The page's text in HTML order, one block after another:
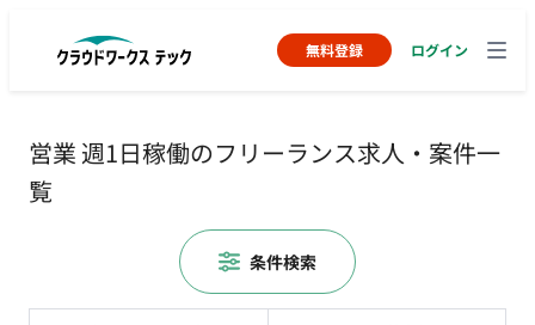
無料登録 ログイン
営業 週1日稼働のフリーランス求人・案件一
覧
条件検索